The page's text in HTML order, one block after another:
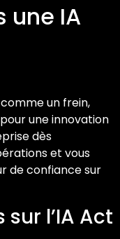
une IA
un frein,
une innovation
dès
et vous
de confiance sur
sur l’IA Act